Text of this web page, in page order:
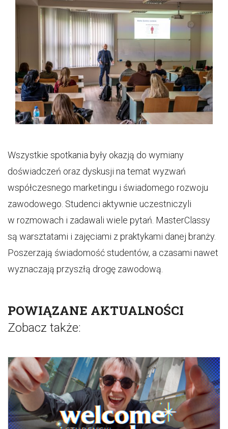
Wszystkie spotkania były okazją do wymiany
doświadczeń oraz dyskusji na temat wyzwań
współczesnego marketingu i świadomego rozwoju
zawodowego. Studenci aktywnie uczestniczyli
w rozmowach i zadawali wiele pytań. MasterClassy
są warsztatami i zajęciami z praktykami danej branży.
Poszerzają świadomość studentów, a czasami nawet
wyznaczają przyszłą drogę zawodową.
POWIĄZANE AKTUALNOŚCI
Zobacz także: